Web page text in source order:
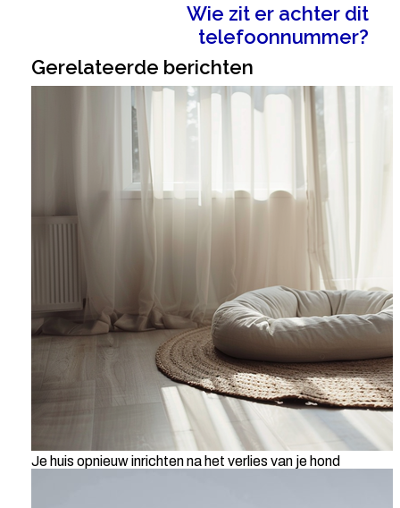
Wie zit er achter dit
telefoonnummer?
Gerelateerde berichten
Je huis opnieuw inrichten na het verlies van je hond